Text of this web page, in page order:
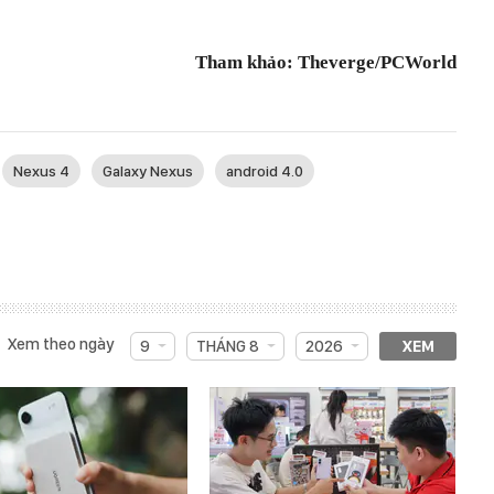
Tham khảo: Theverge/PCWorld
Nexus 4 Galaxy Nexus android 4.0
Xem theo ngày 9 THÁNG 8 2026 XEM